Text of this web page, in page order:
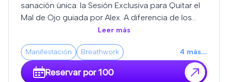
sanación única: la Sesión Exclusiva para Quitar el
Mal de Ojo guiada por Alex. A diferencia de los
métodos estandarizados, Alex trabaja desde la
canalización pura y la transmutación de alta
frecuencia, adaptando cada sesión a la carga
exacta que sostiene tu campo áurico.
Leer más
Manifestación Breathwork 4 más...
Reservar por 100